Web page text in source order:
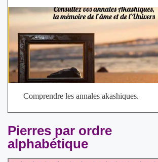
Comprendre les annales akashiques.
Pierres par ordre
alphabétique